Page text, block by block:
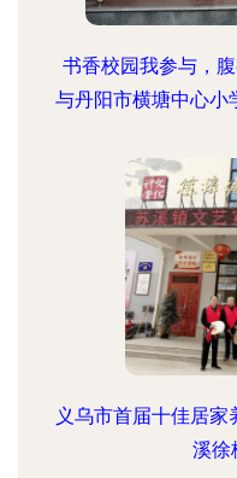
书香校园我参与，
与丹阳市横塘中心小
义乌市首届十佳居
溪徐